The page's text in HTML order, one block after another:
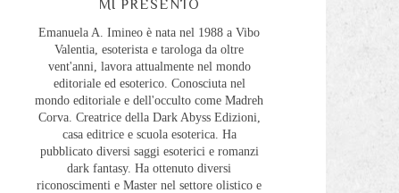
MI PRESENTO
Emanuela A. Imineo è nata nel 1988 a Vibo
Valentia, esoterista e tarologa da oltre
vent'anni, lavora attualmente nel mondo
editoriale ed esoterico. Conosciuta nel
mondo editoriale e dell'occulto come Madreh
Corva. Creatrice della Dark Abyss Edizioni,
casa editrice e scuola esoterica. Ha
pubblicato diversi saggi esoterici e romanzi
dark fantasy. Ha ottenuto diversi
riconoscimenti e Master nel settore olistico e